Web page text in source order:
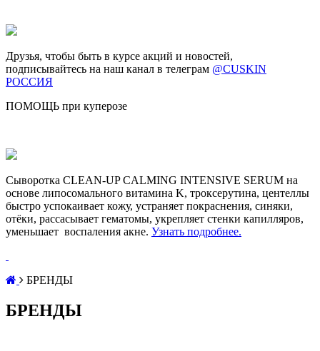
Друзья, чтобы быть в курсе акций и новостей,
подписывайтесь на наш канал в телеграм @CUSKIN
РОССИЯ
ПОМОЩЬ при куперозе
Сыворотка CLEAN-UP CALMING INTENSIVE SERUM на
основе липосомального витамина K, троксерутина, центеллы
быстро успокаивает кожу, устраняет покраснения, синяки,
отёки, рассасывает гематомы, укрепляет стенки капилляров,
уменьшает воспаления акне. Узнать подробнее.
БРЕНДЫ
БРЕНДЫ